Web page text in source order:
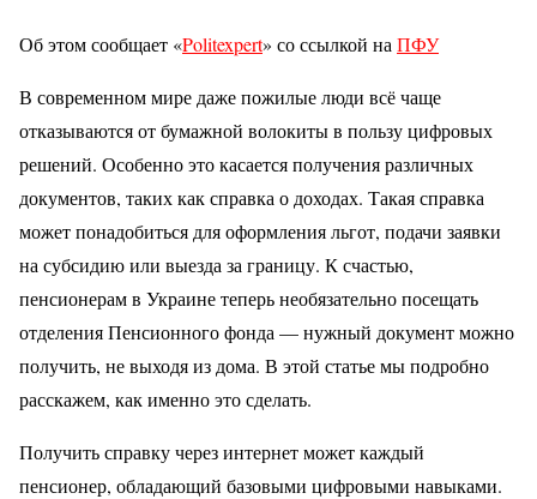
Об этом сообщает «Politexpert» со ссылкой на ПФУ
В современном мире даже пожилые люди всё чаще
отказываются от бумажной волокиты в пользу цифровых
решений. Особенно это касается получения различных
документов, таких как справка о доходах. Такая справка
может понадобиться для оформления льгот, подачи заявки
на субсидию или выезда за границу. К счастью,
пенсионерам в Украине теперь необязательно посещать
отделения Пенсионного фонда — нужный документ можно
получить, не выходя из дома. В этой статье мы подробно
расскажем, как именно это сделать.
Получить справку через интернет может каждый
пенсионер, обладающий базовыми цифровыми навыками.